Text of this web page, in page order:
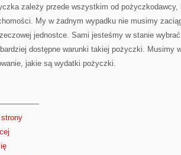
zależy przede wszystkim od pożyczkodawcy,
My w żadnym wypadku nie musimy
jednostce. Sami jesteśmy w stanie
dostępne warunki takiej pożyczki. Musimy
jakie są wydatki pożyczki.